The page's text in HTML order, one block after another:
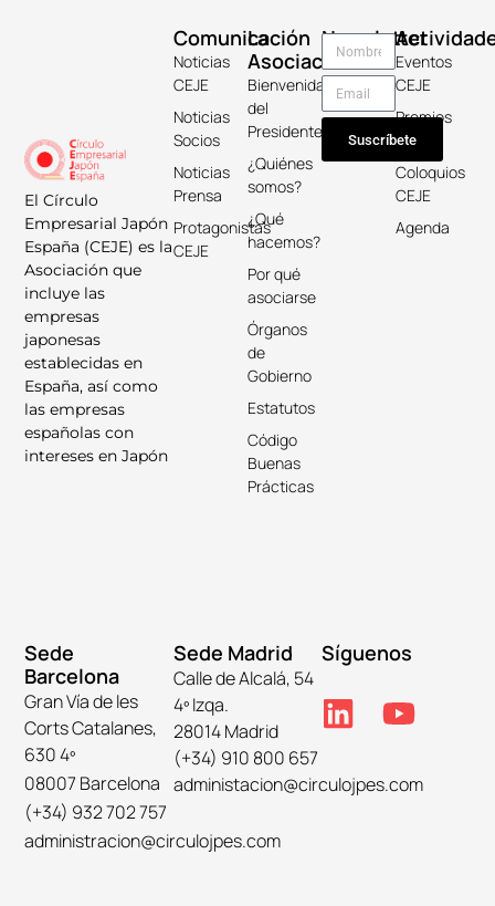
El Círculo
Empresarial Japón
España (CEJE) es la
Asociación que
incluye las
empresas
japonesas
establecidas en
España, así como
las empresas
españolas con
intereses en Japón
La
Asociación
Bienvenida
del
Presidente
¿Quiénes
somos?
¿Qué
hacemos?
Por qué
asociarse
Órganos
de
Gobierno
Estatutos
Código
Buenas
Prácticas
Comunicación
Noticias
CEJE
Noticias
Socios
Noticias
Prensa
Protagonistas
CEJE
Eventos
CEJE
Premios
Keicho
Coloquios
CEJE
Agenda
Newsletter
Suscríbete
Sede
Barcelona
Gran Vía de les
Corts Catalanes,
630 4º
08007 Barcelona
(+34) 932 702 757
administracion@circulojpes.com
Sede Madrid
Calle de Alcalá, 54
4º Izqa.
28014 Madrid
(+34) 910 800 657
administacion@circulojpes.com
Síguenos